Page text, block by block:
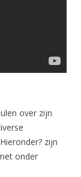
over zijn
zijn
onder